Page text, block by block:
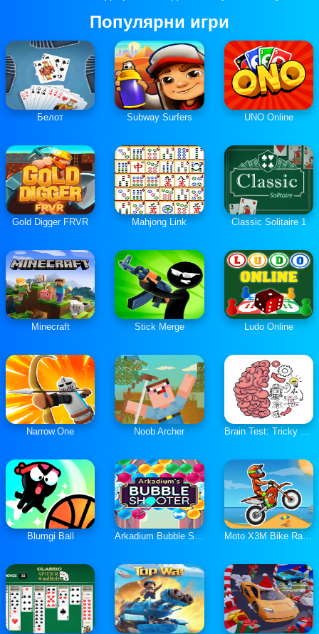
Популярни игри
Белот Subway Surfers UNO Online
Gold Digger FRVR Mahjong Link Classic Solitaire 1
Minecraft Stick Merge Ludo Online
Narrow.One Noob Archer Brain Test: Tricky Puzzles
Blumgi Ball Arkadium Bubble Shooter Moto X3M Bike Race Game